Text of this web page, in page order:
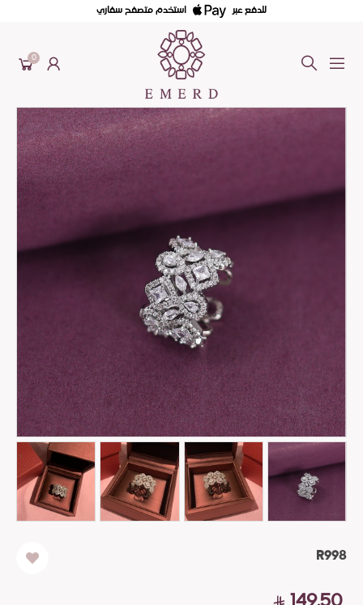
للدفع عبر استخدم متصفح سفاري
0
R998
149.50